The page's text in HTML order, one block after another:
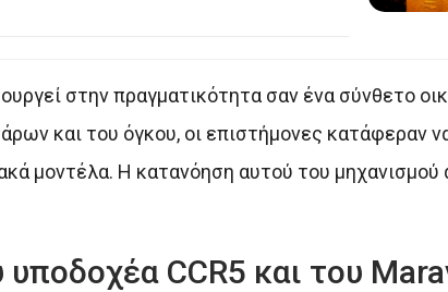
στην πραγματικότητα σαν ένα σύνθετο
και του όγκου, οι επιστήμονες κατάφεραν
μοντέλα. Η κατανόηση αυτού του μηχανισμού
CCR5 και του